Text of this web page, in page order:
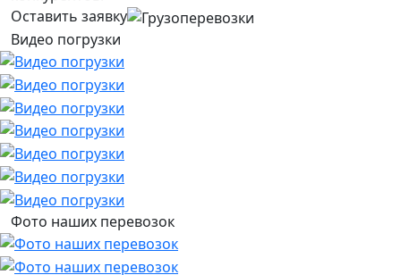
Оставить заявку
Видео погрузки
Фото наших перевозок